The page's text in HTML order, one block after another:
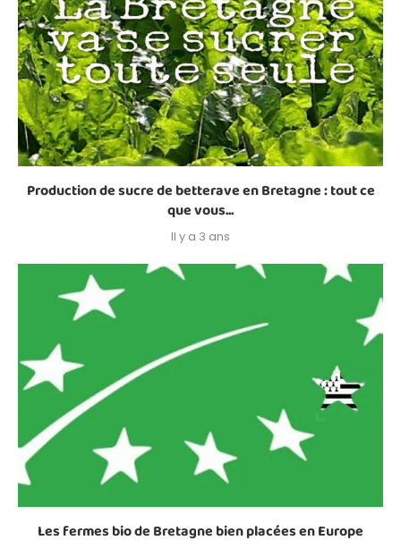
Production de sucre de betterave en Bretagne : tout ce
que vous...
Il y a 3 ans
Les fermes bio de Bretagne bien placées en Europe